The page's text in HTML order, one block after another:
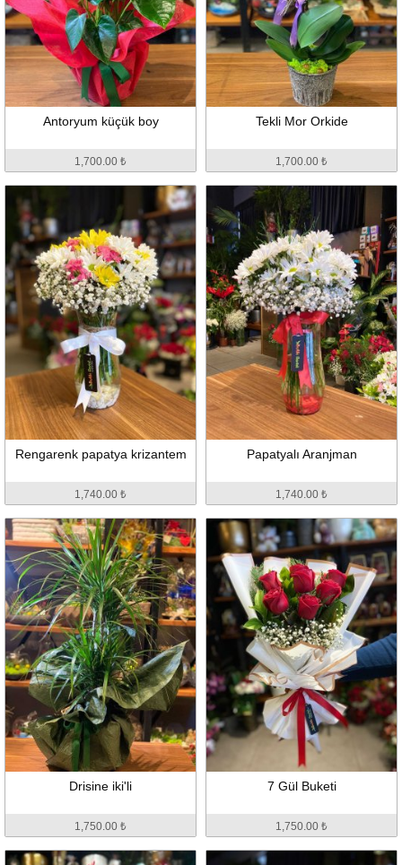
Antoryum küçük boy
1,700.00 ₺
Tekli Mor Orkide
1,700.00 ₺
Rengarenk papatya krizantem
1,740.00 ₺
Papatyalı Aranjman
1,740.00 ₺
Drisine iki'li
1,750.00 ₺
7 Gül Buketi
1,750.00 ₺